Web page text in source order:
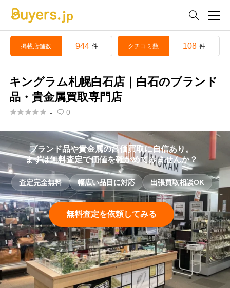

掲載店舗数 944 件 クチコミ数 108 件
キングラム札幌白石店｜白石のブランド
品・貴金属買取専門店
 -  0
ブランド品や貴金属の高価買取に自信あり。
まずは無料査定で価値を確かめてみませんか？
査定完全無料 幅広い品目に対応 出張買取相談OK
無料査定を依頼してみる